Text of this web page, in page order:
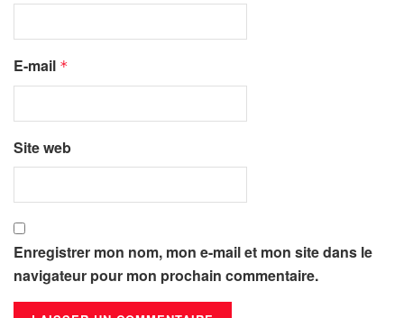
E-mail *
Site web
Enregistrer mon nom, mon e-mail et mon site dans le
navigateur pour mon prochain commentaire.